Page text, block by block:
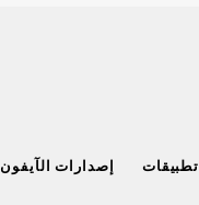
تطبيقات إصدارات الآيفون